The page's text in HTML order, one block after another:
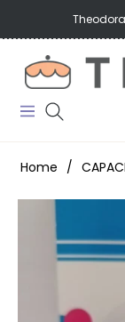
Navigation
Home /